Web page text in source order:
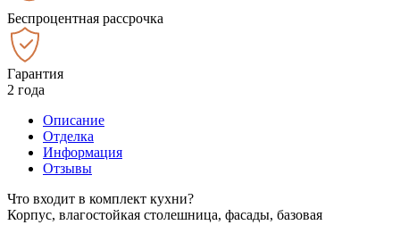
Беспроцентная рассрочка
Гарантия
2 года
Описание
Отделка
Информация
Отзывы
Что входит в комплект кухни?
Корпус, влагостойкая столешница, фасады, базовая